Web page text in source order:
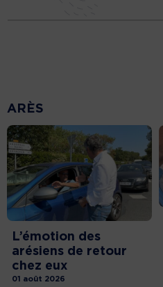
ARÈS
L’émotion des
arésiens de retour
chez eux
01 août 2026